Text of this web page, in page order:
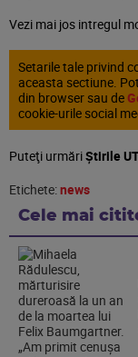
Vezi mai jos intregul
Setarile tale privind
aceasta sectiune.
din browser sau de
cookie-urile social
Puteţi urmăriȘtirile
Etichete:news
Cele mai